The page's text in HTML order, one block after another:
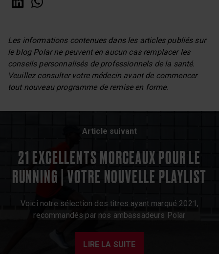
Les informations contenues dans les articles publiés sur
le blog Polar ne peuvent en aucun cas remplacer les
conseils personnalisés de professionnels de la santé.
Veuillez consulter votre médecin avant de commencer
tout nouveau programme de remise en forme.
Article suivant
21 EXCELLENTS MORCEAUX POUR LE
RUNNING | VOTRE NOUVELLE PLAYLIST
Voici notre sélection des titres ayant marqué 2021,
recommandés par nos ambassadeurs Polar
LIRE LA SUITE